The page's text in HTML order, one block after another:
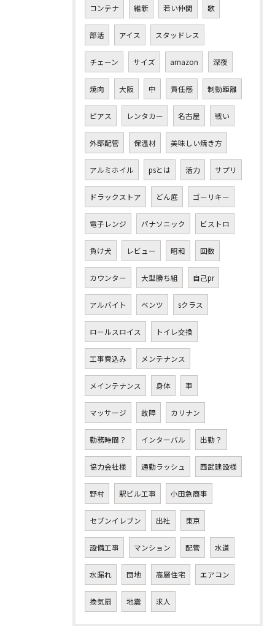
コンテナ 維新 若い仲間 歌
部活 アイス スタッドレス
チェーン サイズ amazon 深夜
焼肉 大阪 中 責任感 制動距離
ピアス レンタカー 名古屋 戦い
外部配管 保温材 美味しい焼き方
アルミホイル psとは 活力 サプリ
ドラックストア どん底 ゴーリキー
電子レンジ パナソニック ビストロ
負け犬 レビュー 昭和 回数
カウンター 大型勝ち組 自己pr
アルバイト ベンツ sクラス
ロールスロイス トイレ交換
工事費込み メンテナンス
メインテナンス 身体 車
マッサージ 故障 カリナン
勤務時間？ インターバル 出勤？
協力会社様 通勤ラッシュ 西武建設様
野村 駅ビル工事 小田急商事
セブンイレブン 出社 東京
設備工事 マンション 配管 水道
水漏れ 団地 高層住宅 エアコン
換気扇 地震 求人